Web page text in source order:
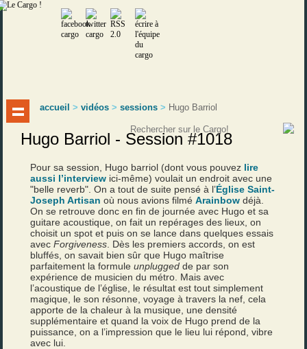
accueil >vidéos >sessions > Hugo Barriol
Hugo Barriol - Session #1018
Pour sa session, Hugo barriol (dont vous pouvez lire
aussi l’interview ici-même) voulait un endroit avec une
"belle reverb". On a tout de suite pensé à l’Église Saint-
Joseph Artisan où nous avions filméArainbow déjà.
On se retrouve donc en fin de journée avec Hugo et sa
guitare acoustique, on fait un repérages des lieux, on
choisit un spot et puis on se lance dans quelques essais
avecForgiveness . Dès les premiers accords, on est
bluffés, on savait bien sûr que Hugo maîtrise
parfaitement la formuleunplugged de par son
expérience de musicien du métro. Mais avec
l’acoustique de l’église, le résultat est tout simplement
magique, le son résonne, voyage à travers la nef, cela
apporte de la chaleur à la musique, une densité
supplémentaire et quand la voix de Hugo prend de la
puissance, on a l’impression que le lieu lui répond, vibre
avec lui.